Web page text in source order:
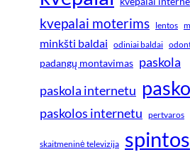
kvepalai moterims lentos
minkšti baldai odiniai baldai
padangų montavimas paskola
paskola internetu
paskolos internetu pertvaros
skaitmeninė televizija spintos